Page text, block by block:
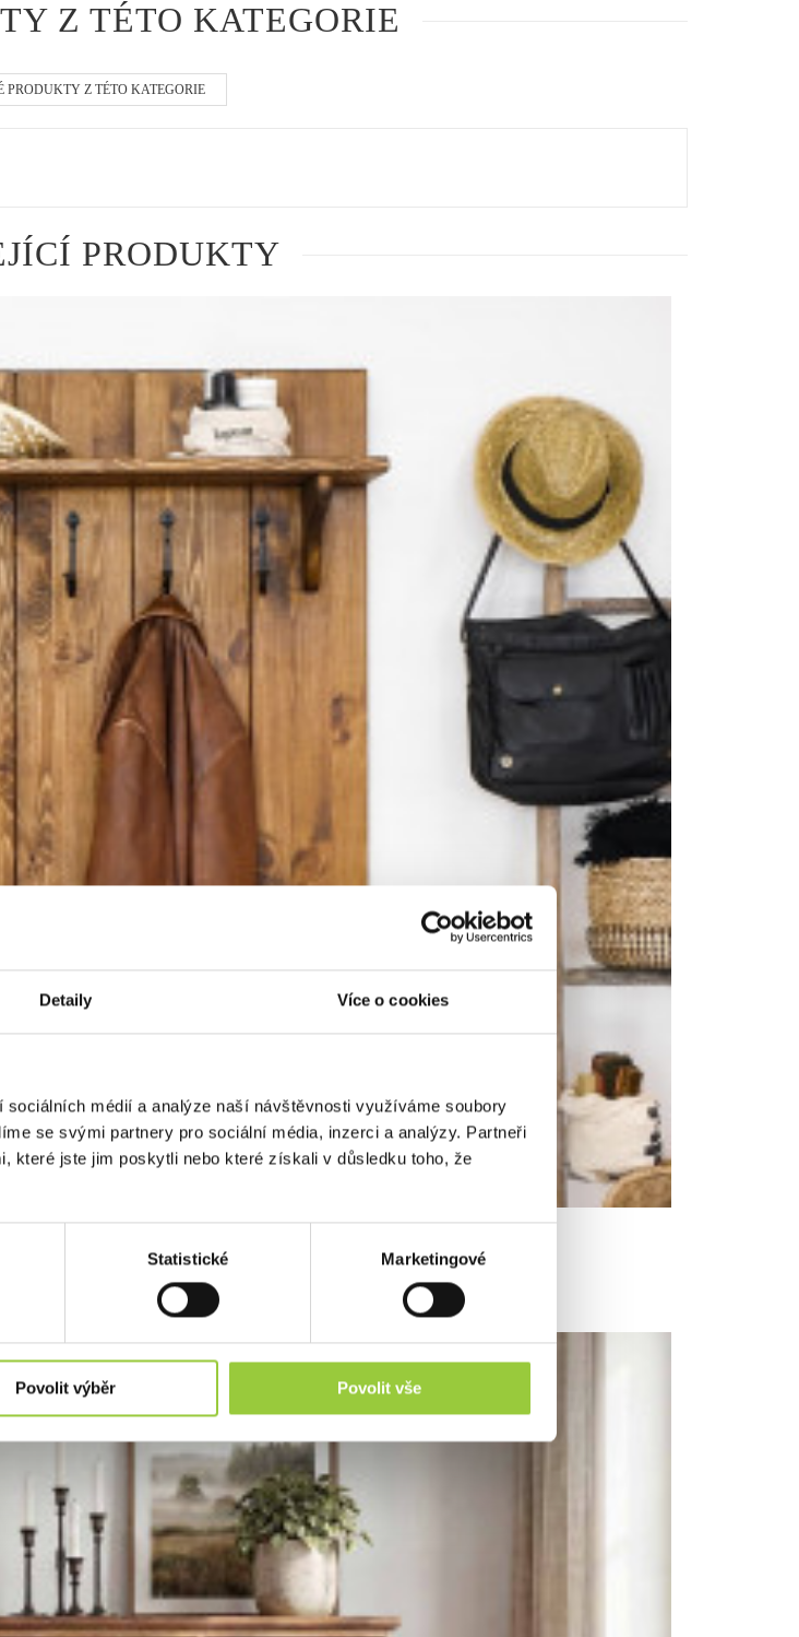
Detaily Více o cookies
médií a analýze naší návštěvnosti využíváme soubory
se svými partnery pro sociální média, inzerci a analýzy. Partneři
které jste jim poskytli nebo které získali v důsledku toho, že
Statistické Marketingové
Povolit výběr Povolit vše
Z TÉTO KATEGORIE
PRODUKTY Z TÉTO KATEGORIE
PRODUKTY